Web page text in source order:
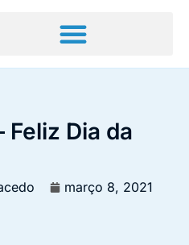
Feliz Dia da
março 8, 2021